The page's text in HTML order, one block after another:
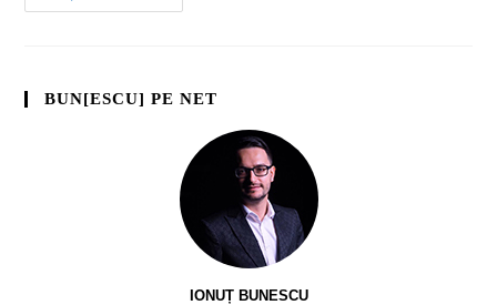
BUN[ESCU] PE NET
IONUȚ BUNESCU